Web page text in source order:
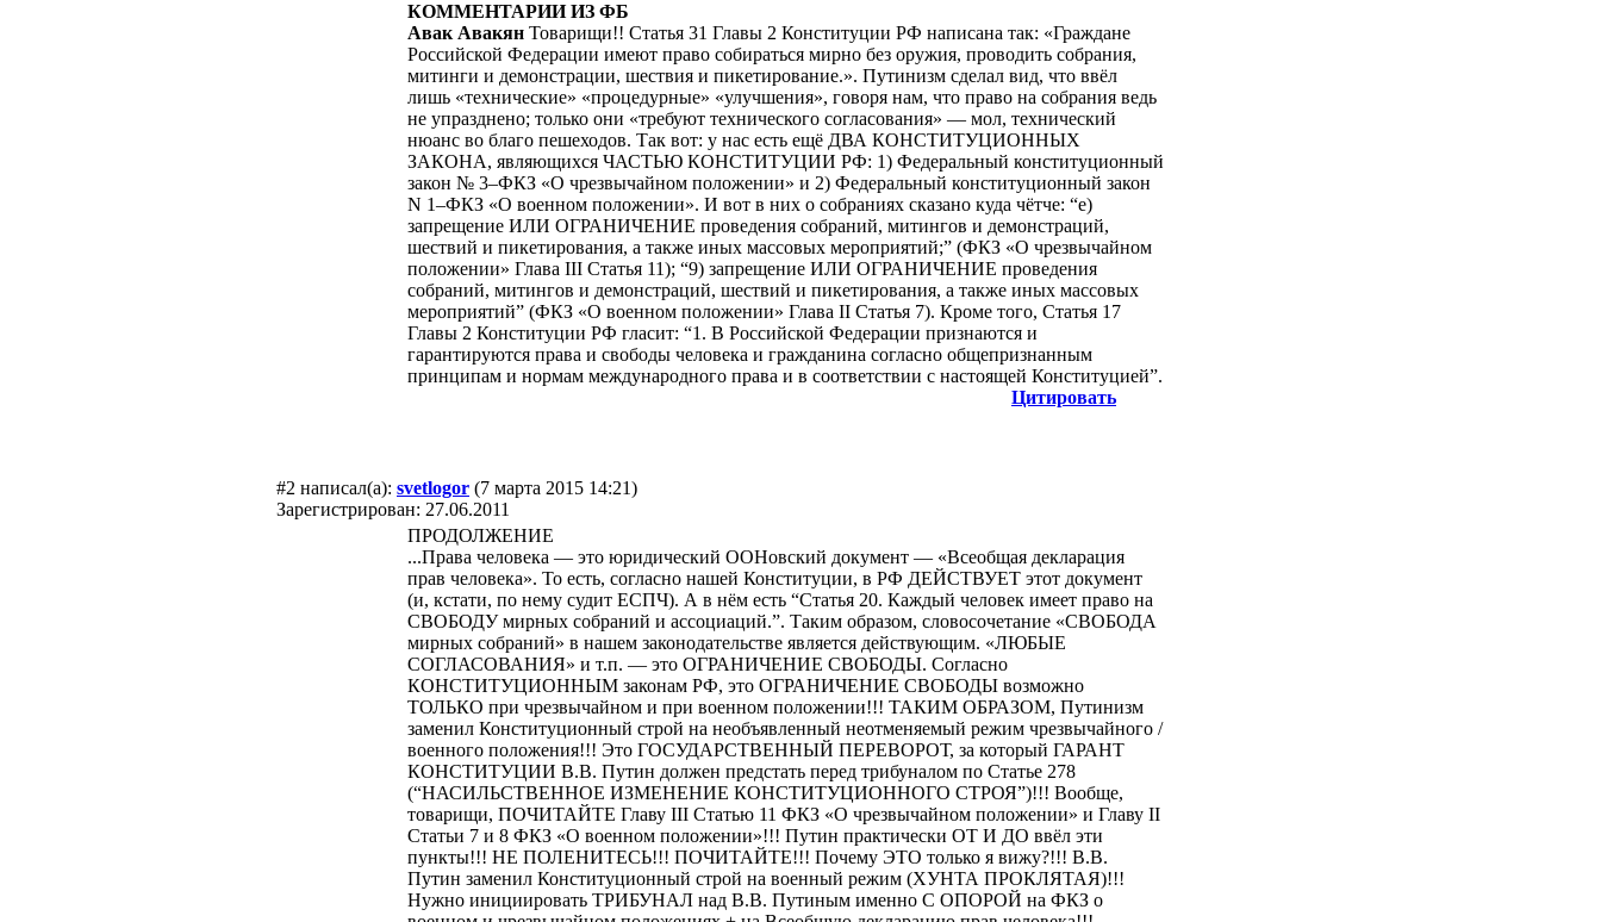
КОММЕНТАРИИ ИЗ ФБ
Авак Авакян Товарищи!! Статья 31 Главы 2 Конституции РФ написана так: «Граждане
Российской Федерации имеют право собираться мирно без оружия, проводить собрания,
митинги и демонстрации, шествия и пикетирование.». Путинизм сделал вид, что ввёл
лишь «технические» «процедурные» «улучшения», говоря нам, что право на собрания ведь
не упразднено; только они «требуют технического согласования» — мол, технический
нюанс во благо пешеходов. Так вот: у нас есть ещё ДВА КОНСТИТУЦИОННЫХ
ЗАКОНА, являющихся ЧАСТЬЮ КОНСТИТУЦИИ РФ: 1) Федеральный конституционный
закон № 3–ФКЗ «О чрезвычайном положении» и 2) Федеральный конституционный закон
N 1–ФКЗ «О военном положении». И вот в них о собраниях сказано куда чётче: “е)
запрещение ИЛИ ОГРАНИЧЕНИЕ проведения собраний, митингов и демонстраций,
шествий и пикетирования, а также иных массовых мероприятий;” (ФКЗ «О чрезвычайном
положении» Глава III Статья 11); “9) запрещение ИЛИ ОГРАНИЧЕНИЕ проведения
собраний, митингов и демонстраций, шествий и пикетирования, а также иных массовых
мероприятий” (ФКЗ «О военном положении» Глава II Статья 7). Кроме того, Статья 17
Главы 2 Конституции РФ гласит: “1. В Российской Федерации признаются и
гарантируются права и свободы человека и гражданина согласно общепризнанным
принципам и нормам международного права и в соответствии с настоящей Конституцией”.
Цитировать
#2 написал(а): svetlogor (7 марта 2015 14:21)
Зарегистрирован: 27.06.2011
ПРОДОЛЖЕНИЕ
...Права человека — это юридический ООНовский документ — «Всеобщая декларация
прав человека». То есть, согласно нашей Конституции, в РФ ДЕЙСТВУЕТ этот документ
(и, кстати, по нему судит ЕСПЧ). А в нём есть “Статья 20. Каждый человек имеет право на
СВОБОДУ мирных собраний и ассоциаций.”. Таким образом, словосочетание «СВОБОДА
мирных собраний» в нашем законодательстве является действующим. «ЛЮБЫЕ
СОГЛАСОВАНИЯ» и т.п. — это ОГРАНИЧЕНИЕ СВОБОДЫ. Согласно
КОНСТИТУЦИОННЫМ законам РФ, это ОГРАНИЧЕНИЕ СВОБОДЫ возможно
ТОЛЬКО при чрезвычайном и при военном положении!!! ТАКИМ ОБРАЗОМ, Путинизм
заменил Конституционный строй на необъявленный неотменяемый режим чрезвычайного /
военного положения!!! Это ГОСУДАРСТВЕННЫЙ ПЕРЕВОРОТ, за который ГАРАНТ
КОНСТИТУЦИИ В.В. Путин должен предстать перед трибуналом по Статье 278
(“НАСИЛЬСТВЕННОЕ ИЗМЕНЕНИЕ КОНСТИТУЦИОННОГО СТРОЯ”)!!! Вообще,
товарищи, ПОЧИТАЙТЕ Главу III Статью 11 ФКЗ «О чрезвычайном положении» и Главу II
Статьи 7 и 8 ФКЗ «О военном положении»!!! Путин практически ОТ И ДО ввёл эти
пункты!!! НЕ ПОЛЕНИТЕСЬ!!! ПОЧИТАЙТЕ!!! Почему ЭТО только я вижу?!!! В.В.
Путин заменил Конституционный строй на военный режим (ХУНТА ПРОКЛЯТАЯ)!!!
Нужно инициировать ТРИБУНАЛ над В.В. Путиным именно С ОПОРОЙ на ФКЗ о